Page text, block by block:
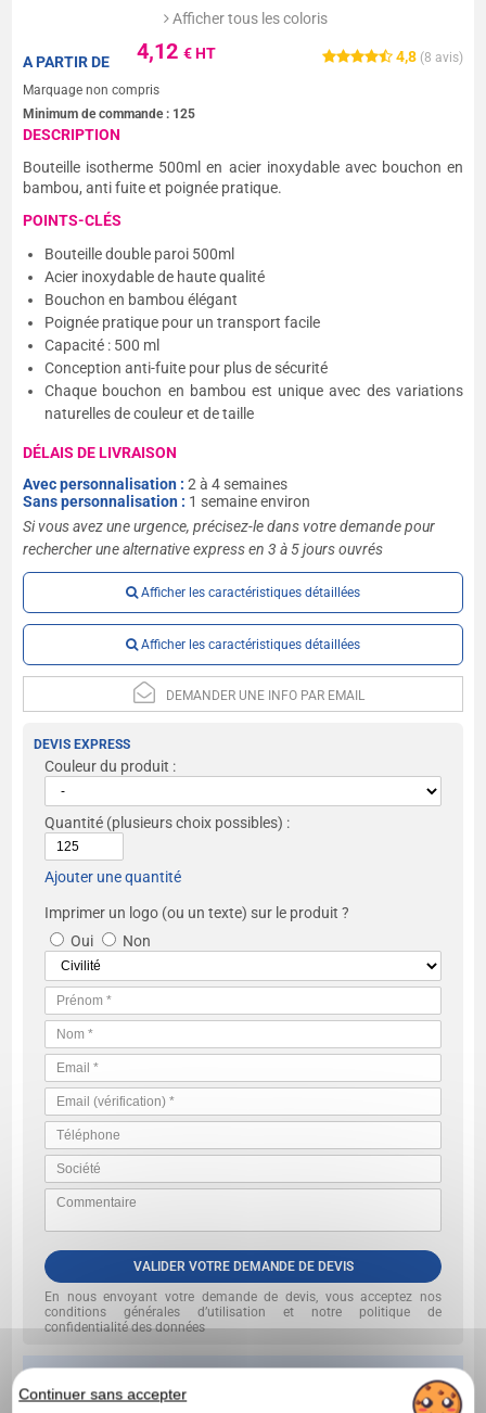
Afficher tous les coloris
4,8 (8 avis)
4,12€ HT
A PARTIR DE
Marquage non compris
Minimum de commande : 125
DESCRIPTION
Bouteille isotherme 500ml en acier inoxydable avec bouchon en
bambou, anti fuite et poignée pratique.
POINTS-CLÉS
Bouteille double paroi 500ml
Acier inoxydable de haute qualité
Bouchon en bambou élégant
Poignée pratique pour un transport facile
Capacité : 500 ml
Conception anti-fuite pour plus de sécurité
Chaque bouchon en bambou est unique avec des variations
naturelles de couleur et de taille
DÉLAIS DE LIVRAISON
Avec personnalisation :2 à 4 semaines
Sans personnalisation : 1 semaine environ
Si vous avez une urgence, précisez-le dans votre demande pour
rechercher une alternative express en 3 à 5 jours ouvrés
Afficher les caractéristiques détaillées
Afficher les caractéristiques détaillées
DEMANDER UNE INFO PAR EMAIL
DEVIS EXPRESS
Couleur du produit :
Quantité (plusieurs choix possibles) :
Ajouter une quantité
Imprimer un logo (ou un texte) sur le produit ?
Oui
Non
VALIDER VOTRE DEMANDE DE DEVIS
En nous envoyant votre demande de devis, vous acceptez nos
conditions générales d’utilisation et notre politique de
confidentialité des données
Continuer sans accepter